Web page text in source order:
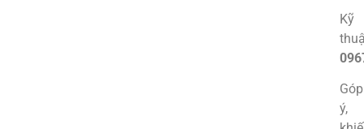
Kỹ
Góp
ý,